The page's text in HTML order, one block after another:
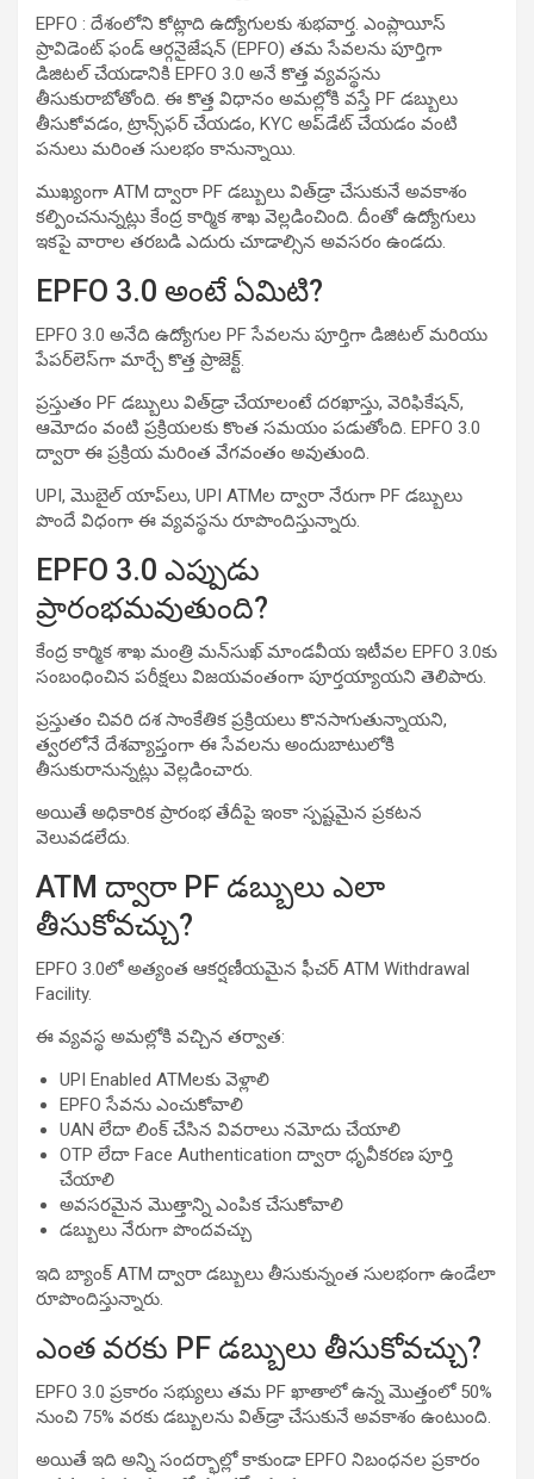
EPFO : దేశంలోని కోట్లాది ఉద్యోగులకు శుభవార్త. ఎంప్లాయీస్
ప్రావిడెంట్ ఫండ్ ఆర్గనైజేషన్ (EPFO) తమ సేవలను పూర్తిగా
డిజిటల్ చేయడానికి EPFO 3.0 అనే కొత్త వ్యవస్థను
తీసుకురాబోతోంది. ఈ కొత్త విధానం అమల్లోకి వస్తే PF డబ్బులు
తీసుకోవడం, ట్రాన్స్‌ఫర్ చేయడం, KYC అప్‌డేట్ చేయడం వంటి
పనులు మరింత సులభం కానున్నాయి.
ముఖ్యంగా ATM ద్వారా PF డబ్బులు విత్‌డ్రా చేసుకునే అవకాశం
కల్పించనున్నట్లు కేంద్ర కార్మిక శాఖ వెల్లడించింది. దీంతో ఉద్యోగులు
ఇకపై వారాల తరబడి ఎదురు చూడాల్సిన అవసరం ఉండదు.
EPFO 3.0 అంటే ఏమిటి?
EPFO 3.0 అనేది ఉద్యోగుల PF సేవలను పూర్తిగా డిజిటల్ మరియు
పేపర్‌లెస్‌గా మార్చే కొత్త ప్రాజెక్ట్.
ప్రస్తుతం PF డబ్బులు విత్‌డ్రా చేయాలంటే దరఖాస్తు, వెరిఫికేషన్,
ఆమోదం వంటి ప్రక్రియలకు కొంత సమయం పడుతోంది. EPFO 3.0
ద్వారా ఈ ప్రక్రియ మరింత వేగవంతం అవుతుంది.
UPI, మొబైల్ యాప్‌లు, UPI ATMల ద్వారా నేరుగా PF డబ్బులు
పొందే విధంగా ఈ వ్యవస్థను రూపొందిస్తున్నారు.
EPFO 3.0 ఎప్పుడు
ప్రారంభమవుతుంది?
కేంద్ర కార్మిక శాఖ మంత్రి మన్‌సుఖ్ మాండవీయ ఇటీవల EPFO 3.0కు
సంబంధించిన పరీక్షలు విజయవంతంగా పూర్తయ్యాయని తెలిపారు.
ప్రస్తుతం చివరి దశ సాంకేతిక ప్రక్రియలు కొనసాగుతున్నాయని,
త్వరలోనే దేశవ్యాప్తంగా ఈ సేవలను అందుబాటులోకి
తీసుకురానున్నట్లు వెల్లడించారు.
అయితే అధికారిక ప్రారంభ తేదీపై ఇంకా స్పష్టమైన ప్రకటన
వెలువడలేదు.
ATM ద్వారా PF డబ్బులు ఎలా
తీసుకోవచ్చు?
EPFO 3.0లో అత్యంత ఆకర్షణీయమైన ఫీచర్ ATM Withdrawal
Facility.
ఈ వ్యవస్థ అమల్లోకి వచ్చిన తర్వాత:
UPI Enabled ATMలకు వెళ్లాలి
EPFO సేవను ఎంచుకోవాలి
UAN లేదా లింక్ చేసిన వివరాలు నమోదు చేయాలి
OTP లేదా Face Authentication ద్వారా ధృవీకరణ పూర్తి
చేయాలి
అవసరమైన మొత్తాన్ని ఎంపిక చేసుకోవాలి
డబ్బులు నేరుగా పొందవచ్చు
ఇది బ్యాంక్ ATM ద్వారా డబ్బులు తీసుకున్నంత సులభంగా ఉండేలా
రూపొందిస్తున్నారు.
ఎంత వరకు PF డబ్బులు తీసుకోవచ్చు?
EPFO 3.0 ప్రకారం సభ్యులు తమ PF ఖాతాలో ఉన్న మొత్తంలో 50%
నుంచి 75% వరకు డబ్బులను విత్‌డ్రా చేసుకునే అవకాశం ఉంటుంది.
అయితే ఇది అన్ని సందర్భాల్లో కాకుండా EPFO నిబంధనల ప్రకారం